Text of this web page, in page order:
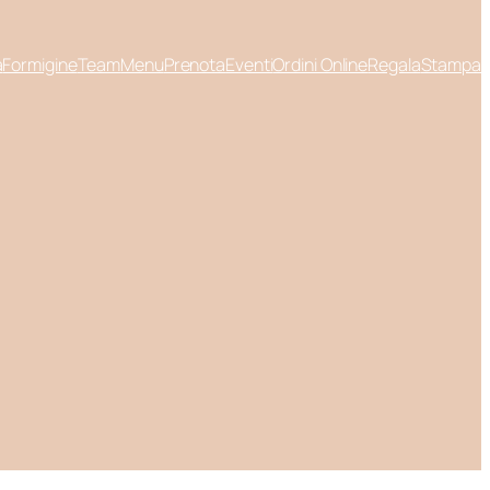
FormigineTeamMenuPrenotaEventiOrdini OnlineRegalaStampa